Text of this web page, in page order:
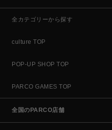
全カテゴリーから探す
culture TOP
POP-UP SHOP TOP
PARCO GAMES TOP
全国のPARCO店舗